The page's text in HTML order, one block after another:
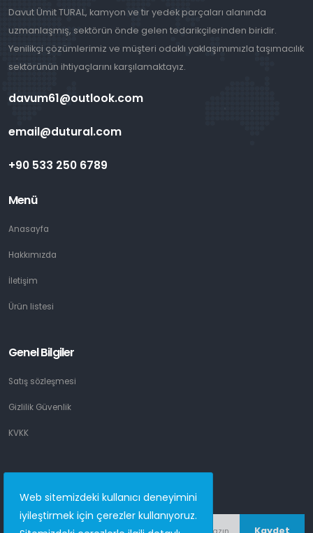
Davut Ümit TURAL, kamyon ve tır yedek parçaları alanında
uzmanlaşmış, sektörün önde gelen tedarikçilerinden biridir.
Yenilikçi çözümlerimiz ve müşteri odaklı yaklaşımımızla taşımacılık
sektörünün ihtiyaçlarını karşılamaktayız.
davum61@outlook.com
email@dutural.com
+90 533 250 6789
Menü
Anasayfa
Hakkımızda
İletişim
Ürün listesi
Genel Bilgiler
Satış sözleşmesi
Gizlilik Güvenlik
KVKK
Email listesi
Kaydet
Web sitemizdeki kullanıcı deneyimini
iyileştirmek için çerezler kullanıyoruz.